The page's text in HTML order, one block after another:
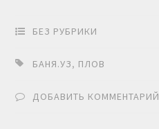
БЕЗ РУБРИКИ
БАНЯ.УЗ, ПЛОВ
ДОБАВИТЬ КОММЕНТАРИЙ